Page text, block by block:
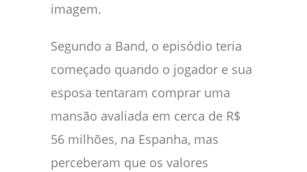
imagem.
Segundo a Band, o episódio teria
começado quando o jogador e sua
esposa tentaram comprar uma
mansão avaliada em cerca de R$
56 milhões, na Espanha, mas
perceberam que os valores